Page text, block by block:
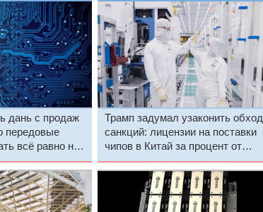
дань с продаж
передовые
всё равно не
Трамп задумал узаконить обход
санкций: лицензии на поставки
чипов в Китай за процент от
продаж могут стать массовыми